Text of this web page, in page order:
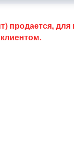
продается,